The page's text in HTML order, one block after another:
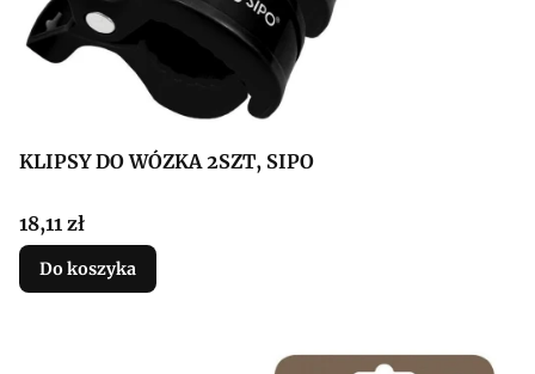
KLIPSY DO WÓZKA 2SZT, SIPO
Cena
18,11 zł
Do koszyka